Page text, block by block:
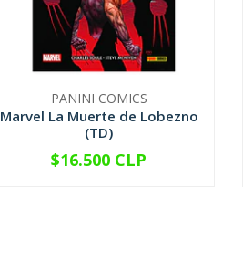
PANINI COMICS
Marvel La Muerte de Lobezno
(TD)
+
$16.500 CLP